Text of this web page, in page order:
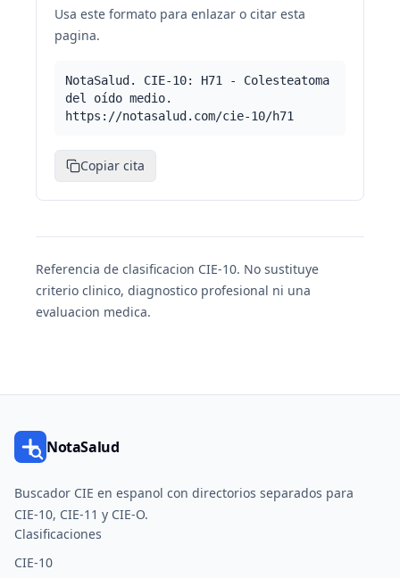
Usa este formato para enlazar o citar esta
pagina.
NotaSalud. CIE-10: H71 - Colesteatoma
del oído medio.
https://notasalud.com/cie-10/h71
Copiar cita
Referencia de clasificacion CIE-10. No sustituye
criterio clinico, diagnostico profesional ni una
evaluacion medica.
NotaSalud
Buscador CIE en espanol con directorios separados para
CIE-10, CIE-11 y CIE-O.
Clasificaciones
CIE-10